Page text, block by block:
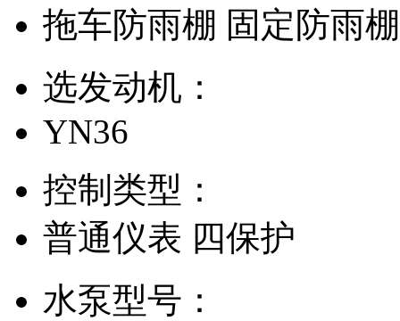
拖车防雨棚 固定防雨
选发动机：
YN36
控制类型：
普通仪表 四保护
水泵型号：